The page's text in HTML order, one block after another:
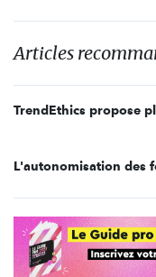
Articles
TrendEthics propose